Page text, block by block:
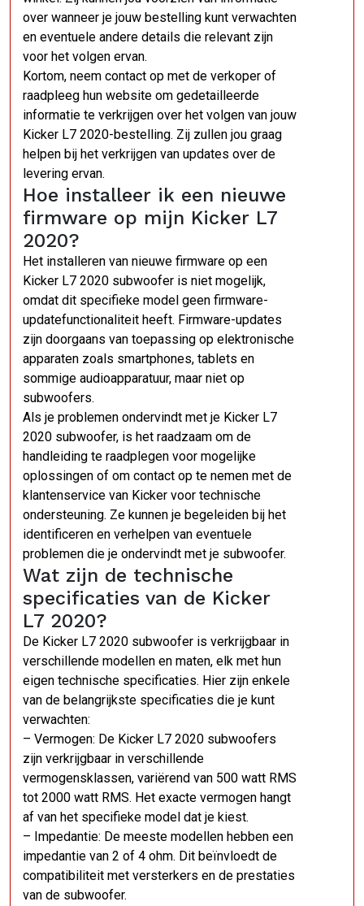
over wanneer je jouw bestelling kunt verwachten
en eventuele andere details die relevant zijn
voor het volgen ervan.
Kortom, neem contact op met de verkoper of
raadpleeg hun website om gedetailleerde
informatie te verkrijgen over het volgen van jouw
Kicker L7 2020-bestelling. Zij zullen jou graag
helpen bij het verkrijgen van updates over de
levering ervan.
Hoe installeer ik een nieuwe
firmware op mijn Kicker L7
2020?
Het installeren van nieuwe firmware op een
Kicker L7 2020 subwoofer is niet mogelijk,
omdat dit specifieke model geen firmware-
updatefunctionaliteit heeft. Firmware-updates
zijn doorgaans van toepassing op elektronische
apparaten zoals smartphones, tablets en
sommige audioapparatuur, maar niet op
subwoofers.
Als je problemen ondervindt met je Kicker L7
2020 subwoofer, is het raadzaam om de
handleiding te raadplegen voor mogelijke
oplossingen of om contact op te nemen met de
klantenservice van Kicker voor technische
ondersteuning. Ze kunnen je begeleiden bij het
identificeren en verhelpen van eventuele
problemen die je ondervindt met je subwoofer.
Wat zijn de technische
specificaties van de Kicker
L7 2020?
De Kicker L7 2020 subwoofer is verkrijgbaar in
verschillende modellen en maten, elk met hun
eigen technische specificaties. Hier zijn enkele
van de belangrijkste specificaties die je kunt
verwachten:
– Vermogen: De Kicker L7 2020 subwoofers
zijn verkrijgbaar in verschillende
vermogensklassen, variërend van 500 watt RMS
tot 2000 watt RMS. Het exacte vermogen hangt
af van het specifieke model dat je kiest.
– Impedantie: De meeste modellen hebben een
impedantie van 2 of 4 ohm. Dit beïnvloedt de
compatibiliteit met versterkers en de prestaties
van de subwoofer.